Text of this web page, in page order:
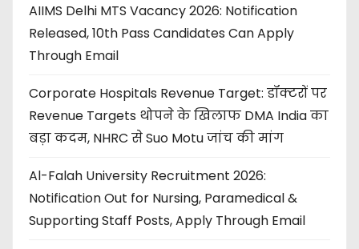
AIIMS Delhi MTS Vacancy 2026: Notification
Released, 10th Pass Candidates Can Apply
Through Email
Corporate Hospitals Revenue Target: डॉक्टरों पर
Revenue Targets थोपने के खिलाफ DMA India का
बड़ा कदम, NHRC से Suo Motu जांच की मांग
Al-Falah University Recruitment 2026:
Notification Out for Nursing, Paramedical &
Supporting Staff Posts, Apply Through Email